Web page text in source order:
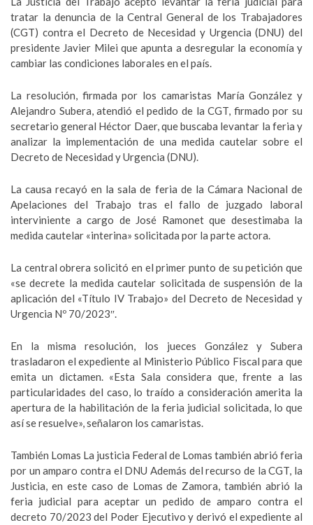
tratar la denuncia de la Central General de los Trabajadores
(CGT) contra el Decreto de Necesidad y Urgencia (DNU) del
presidente Javier Milei que apunta a desregular la economía y
cambiar las condiciones laborales en el país.
La resolución, firmada por los camaristas María González y
Alejandro Subera, atendió el pedido de la CGT, firmado por su
secretario general Héctor Daer, que buscaba levantar la feria y
analizar la implementación de una medida cautelar sobre el
Decreto de Necesidad y Urgencia (DNU).
La causa recayó en la sala de feria de la Cámara Nacional de
Apelaciones del Trabajo tras el fallo de juzgado laboral
interviniente a cargo de José Ramonet que desestimaba la
medida cautelar «interina» solicitada por la parte actora.
La central obrera solicitó en el primer punto de su petición que
«se decrete la medida cautelar solicitada de suspensión de la
aplicación del «Título IV Trabajo» del Decreto de Necesidad y
Urgencia Nº 70/2023″.
En la misma resolución, los jueces González y Subera
trasladaron el expediente al Ministerio Público Fiscal para que
emita un dictamen. «Esta Sala considera que, frente a las
particularidades del caso, lo traído a consideración amerita la
apertura de la habilitación de la feria judicial solicitada, lo que
así se resuelve», señalaron los camaristas.
También Lomas La justicia Federal de Lomas también abrió feria
por un amparo contra el DNU Además del recurso de la CGT, la
Justicia, en este caso de Lomas de Zamora, también abrió la
feria judicial para aceptar un pedido de amparo contra el
decreto 70/2023 del Poder Ejecutivo y derivó el expediente al